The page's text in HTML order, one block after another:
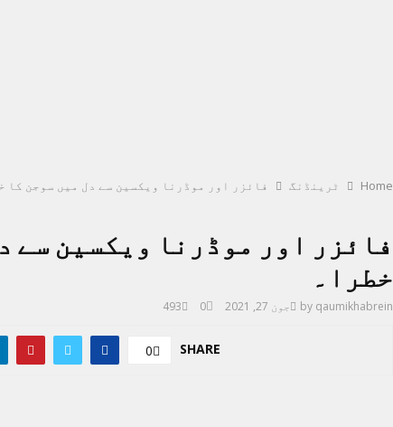
Home ٹرینڈنگ فائزر اور موڈرنا ویکسین سے دل میں سوجن کا
فائزر اور موڈرنا ویکسین سے
خطرا۔
by qaumikhabrein جون 27, 2021 0
493
SHARE
0